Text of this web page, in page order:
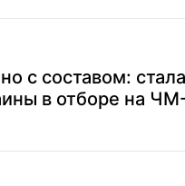
с составом:
в отборе на